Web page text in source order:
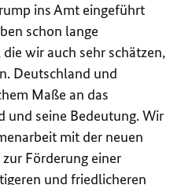
ins Amt eingeführt
schon lange
wir auch sehr schätzen,
Deutschland und
Maße an das
und seine Bedeutung. Wir
mit der neuen
Förderung einer
und friedlicheren